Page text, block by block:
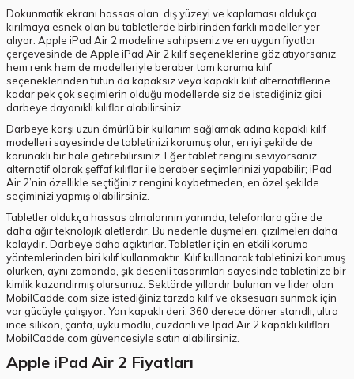
Dokunmatik ekranı hassas olan, dış yüzeyi ve kaplaması oldukça
kırılmaya esnek olan bu tabletlerde birbirinden farklı modeller yer
alıyor. Apple iPad Air 2 modeline sahipseniz ve en uygun fiyatlar
çerçevesinde de Apple iPad Air 2 kılıf seçeneklerine göz atıyorsanız
hem renk hem de modelleriyle beraber tam koruma kılıf
seçeneklerinden tutun da kapaksız veya kapaklı kılıf alternatiflerine
kadar pek çok seçimlerin olduğu modellerde siz de istediğiniz gibi
darbeye dayanıklı kılıflar alabilirsiniz.
Darbeye karşı uzun ömürlü bir kullanım sağlamak adına kapaklı kılıf
modelleri sayesinde de tabletinizi korumuş olur, en iyi şekilde de
korunaklı bir hale getirebilirsiniz. Eğer tablet rengini seviyorsanız
alternatif olarak şeffaf kılıflar ile beraber seçimlerinizi yapabilir; iPad
Air 2’nin özellikle seçtiğiniz rengini kaybetmeden, en özel şekilde
seçiminizi yapmış olabilirsiniz.
Tabletler oldukça hassas olmalarının yanında, telefonlara göre de
daha ağır teknolojik aletlerdir. Bu nedenle düşmeleri, çizilmeleri daha
kolaydır. Darbeye daha açıktırlar. Tabletler için en etkili koruma
yöntemlerinden biri kılıf kullanmaktır. Kılıf kullanarak tabletinizi korumuş
olurken, aynı zamanda, şık desenli tasarımları sayesinde tabletinize bir
kimlik kazandırmış olursunuz. Sektörde yıllardır bulunan ve lider olan
MobilCadde.com size istediğiniz tarzda kılıf ve aksesuarı sunmak için
var gücüyle çalışıyor. Yan kapaklı deri, 360 derece döner standlı, ultra
ince silikon, çanta, uyku modlu, cüzdanlı ve Ipad Air 2 kapaklı kılıfları
MobilCadde.com güvencesiyle satın alabilirsiniz.
Apple iPad Air 2 Fiyatları